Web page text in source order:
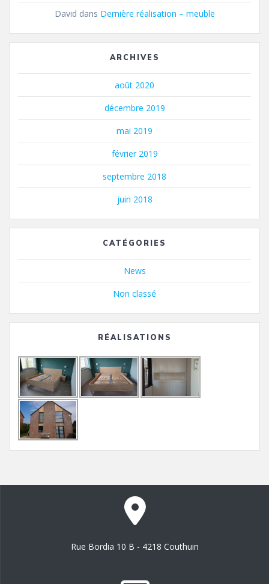
David dans Dernière réalisation – meuble
ARCHIVES
août 2020
décembre 2019
mai 2019
février 2019
septembre 2018
juin 2018
CATÉGORIES
News
Non classé
RÉALISATIONS
Rue Bordia 10 B - 4218 Couthuin